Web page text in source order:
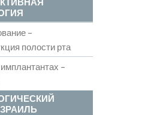
–
полости рта
–